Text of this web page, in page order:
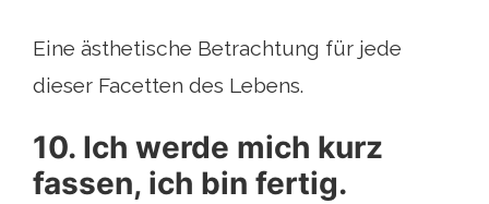
Eine ästhetische Betrachtung für jede
dieser Facetten des Lebens.
10. Ich werde mich kurz
fassen, ich bin fertig.